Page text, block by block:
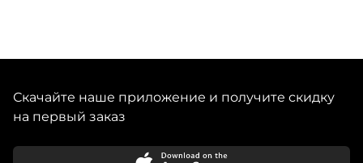
Скачайте наше приложение и получите скидку
на первый заказ